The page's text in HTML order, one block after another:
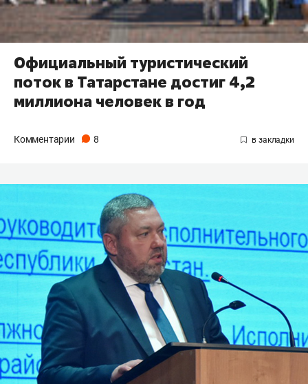
Официальный туристический
поток в Татарстане достиг 4,2
миллиона человек в год
Комментарии 8